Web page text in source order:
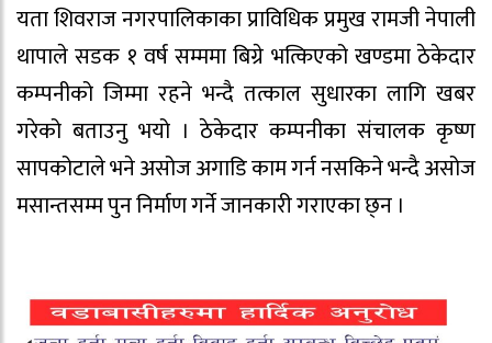
यता शिवराज नगरपालिकाका प्राविधिक प्रमुख रामजी नेपाली
थापाले सडक १ वर्ष सम्ममा बिग्रे भत्किएको खण्डमा ठेकेदार
कम्पनीको जिम्मा रहने भन्दै तत्काल सुधारका लागि खबर
गरेको बताउनु भयो । ठेकेदार कम्पनीका संचालक कृष्ण
सापकोटाले भने असोज अगाडि काम गर्न नसकिने भन्दै असोज
मसान्तसम्म पुन निर्माण गर्ने जानकारी गराएका छ्न ।